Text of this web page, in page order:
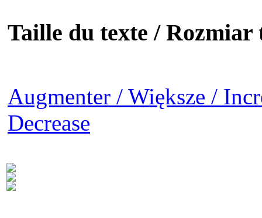
Taille du texte / Rozmiar
Augmenter / Większe /
Decrease